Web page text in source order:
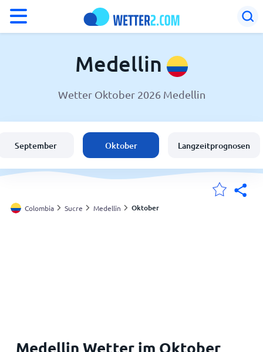
Wetter in Medellin
Schweiz
Deutschland
Medellin
Wetter Oktober 2026 Medellin
September Oktober Langzeitprognosen
Colombia Sucre Medellin Oktober
Medellin Wetter im Oktober